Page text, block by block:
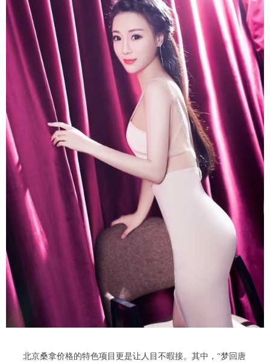
北京桑拿价格的特色项目更是让人目不暇接。其中，“梦回唐